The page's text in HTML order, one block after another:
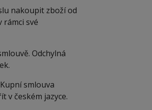
nakoupit zboží od
své
Odchylná
smlouva
v českém jazyce.